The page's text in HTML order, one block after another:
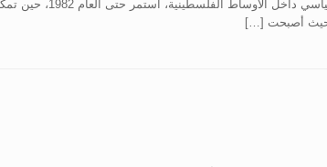
عناصر حل ـ كان هناك اعتقاد بأنه ممكن ـ وجرى حوله سجال
بحيث أصبحت […]